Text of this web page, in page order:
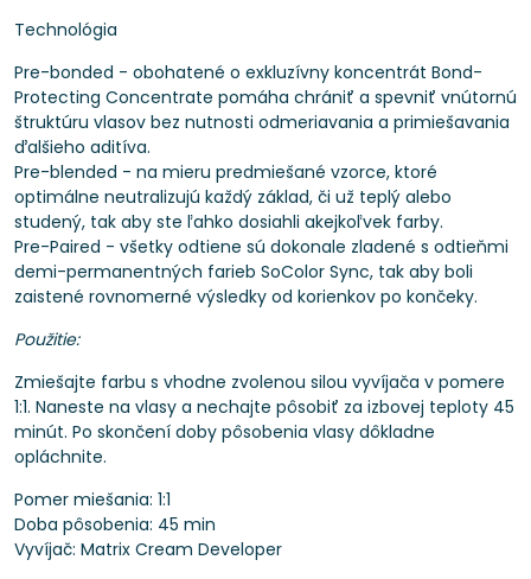
Technológia
Pre-bonded - obohatené o exkluzívny koncentrát Bond-
Protecting Concentrate pomáha chrániť a spevniť vnútornú
štruktúru vlasov bez nutnosti odmeriavania a primiešavania
ďalšieho aditíva.
Pre-blended - na mieru predmiešané vzorce, ktoré
optimálne neutralizujú každý základ, či už teplý alebo
studený, tak aby ste ľahko dosiahli akejkoľvek farby.
Pre-Paired - všetky odtiene sú dokonale zladené s odtieňmi
demi-permanentných farieb SoColor Sync, tak aby boli
zaistené rovnomerné výsledky od korienkov po končeky.
Použitie:
Zmiešajte farbu s vhodne zvolenou silou vyvíjača v pomere
1:1. Naneste na vlasy a nechajte pôsobiť za izbovej teploty 45
minút. Po skončení doby pôsobenia vlasy dôkladne
opláchnite.
Pomer miešania: 1:1
Doba pôsobenia: 45 min
Vyvíjač: Matrix Cream Developer